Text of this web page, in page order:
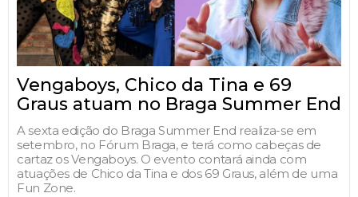
Vengaboys, Chico da Tina e 69
Graus atuam no Braga Summer End
A sexta edição do Braga Summer End realiza-se em
setembro, no Fórum Braga, e terá como cabeças de
cartaz os Vengaboys. O evento contará ainda com
atuações de Chico da Tina e dos 69 Graus, além de uma
Fun Zone.